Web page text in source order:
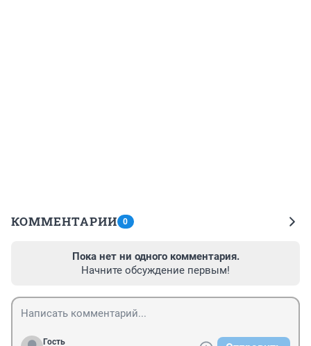
КОММЕНТАРИИ 0
Пока нет ни одного комментария.
Начните обсуждение первым!
Гость